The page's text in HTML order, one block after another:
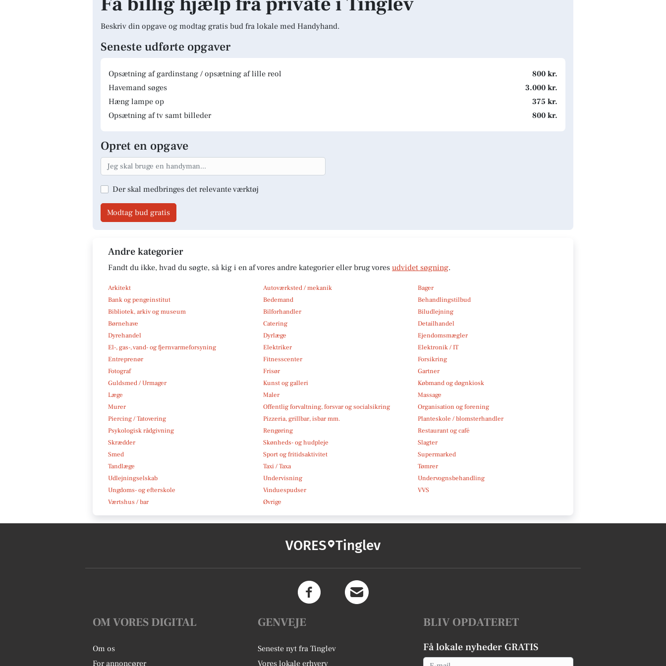
Beskriv din opgave og modtag gratis bud fra lokale med Handyhand.
Seneste udførte opgaver
Opsætning af gardinstang / opsætning af lille reol
800 kr.
Havemand søges
3.000 kr.
Hæng lampe op
375 kr.
Opsætning af tv samt billeder
800 kr.
Opret en opgave
Der skal medbringes det relevante værktøj
Modtag bud gratis
Andre kategorier
Fandt du ikke, hvad du søgte, så kig i en af vores andre kategorier eller brug vores udvidet søgning.
Arkitekt Autoværksted / mekanik
Bager
Bank og pengeinstitut
Bedemand
Behandlingstilbud
Bibliotek, arkiv og museum
Bilforhandler
Biludlejning
Børnehave
Catering
Detailhandel
Dyrehandel
Dyrlæge
Ejendomsmægler
El-, gas-, vand- og fjernvarmeforsyning
Elektriker
Elektronik / IT
Entreprenør
Fitnesscenter
Forsikring
Fotograf
Frisør
Gartner
Guldsmed / Urmager
Kunst og galleri
Købmand og døgnkiosk
Læge
Maler
Massage
Murer
Offentlig forvaltning, forsvar og socialsikring
Organisation og forening
Piercing / Tatovering
Pizzeria, grillbar, isbar mm.
Planteskole / blomsterhandler
Psykologisk rådgivning
Rengøring
Restaurant og café
Skrædder
Skønheds- og hudpleje
Slagter
Smed
Sport og fritidsaktivitet
Supermarked
Tandlæge
Taxi / Taxa
Tømrer
Udlejningselskab
Undervisning
Undervognsbehandling
Ungdoms- og efterskole
Vinduespudser
VVS
Værtshus / bar
Øvrige
VORES Tinglev
OM VORES DIGITAL
Om os
For annoncører
GENVEJE
Seneste nyt fra Tinglev
Vores lokale erhverv
BLIV OPDATERET
Få lokale nyheder GRATIS
Email